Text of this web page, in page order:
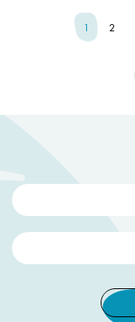
1 2